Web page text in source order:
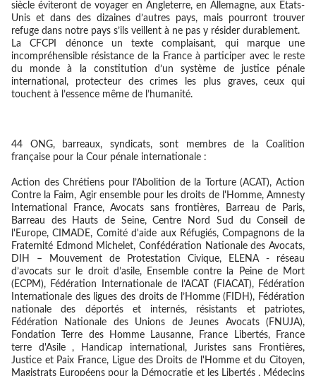
siècle éviteront de voyager en Angleterre, en Allemagne, aux Etats-
Unis et dans des dizaines d’autres pays, mais pourront trouver
refuge dans notre pays s’ils veillent à ne pas y résider durablement.
La CFCPI dénonce un texte complaisant, qui marque une
incompréhensible résistance de la France à participer avec le reste
du monde à la constitution d’un système de justice pénale
international, protecteur des crimes les plus graves, ceux qui
touchent à l’essence même de l’humanité.
44 ONG, barreaux, syndicats, sont membres de la Coalition
française pour la Cour pénale internationale :
Action des Chrétiens pour l’Abolition de la Torture (ACAT), Action
Contre la Faim, Agir ensemble pour les droits de l'Homme, Amnesty
International France, Avocats sans frontières, Barreau de Paris,
Barreau des Hauts de Seine, Centre Nord Sud du Conseil de
l'Europe, CIMADE, Comité d'aide aux Réfugiés, Compagnons de la
Fraternité Edmond Michelet, Confédération Nationale des Avocats,
DIH – Mouvement de Protestation Civique, ELENA - réseau
d’avocats sur le droit d’asile, Ensemble contre la Peine de Mort
(ECPM), Fédération Internationale de l’ACAT (FIACAT), Fédération
Internationale des ligues des droits de l’Homme (FIDH), Fédération
nationale des déportés et internés, résistants et patriotes,
Fédération Nationale des Unions de Jeunes Avocats (FNUJA),
Fondation Terre des Homme Lausanne, France Libertés, France
terre d'Asile , Handicap international, Juristes sans Frontières,
Justice et Paix France, Ligue des Droits de l'Homme et du Citoyen,
Magistrats Européens pour la Démocratie et les Libertés , Médecins